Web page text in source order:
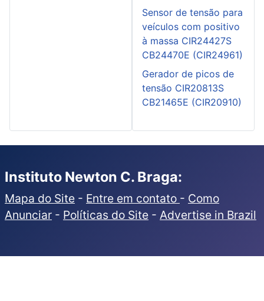
Sensor de tensão para
veículos com positivo
à massa CIR24427S
CB24470E (CIR24961)
Gerador de picos de
tensão CIR20813S
CB21465E (CIR20910)
Instituto Newton C. Braga:
Mapa do Site - Entre em contato - Como
Anunciar - Políticas do Site - Advertise in Brazil